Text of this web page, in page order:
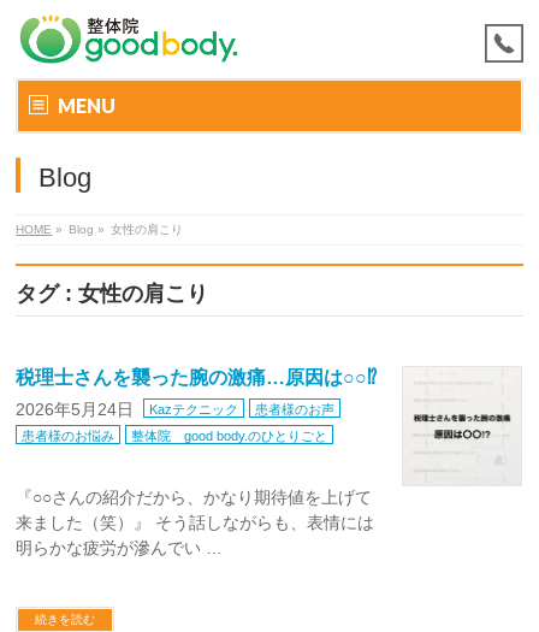
MENU
Blog
HOME » Blog » 女性の肩こり
タグ : 女性の肩こり
税理士さんを襲った腕の激痛…原因は○○⁉
2026年5月24日 Kazテクニック
患者様のお声
患者様のお悩み
整体院 good body.のひとりごと
『○○さんの紹介だから、かなり期待値を上げて
来ました（笑）』 そう話しながらも、表情には
明らかな疲労が滲んでい …
続きを読む